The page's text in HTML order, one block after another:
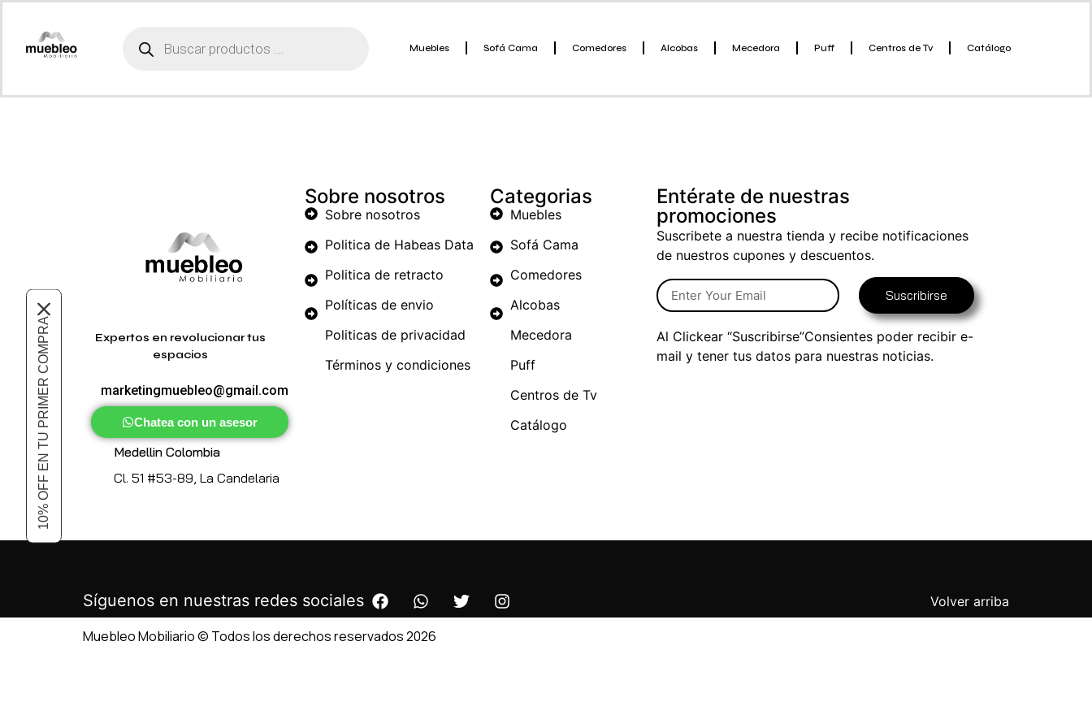
Muebles Sofá Cama Comedores Alcobas Mecedora Puff Centros de Tv Catálogo
Expertos en revolucionar tus
espacios
marketingmuebleo@gmail.com
Chatea con un asesor
Medellin Colombia
Cl. 51 #53-89, La Candelaria
Sobre nosotros
Sobre nosotros
Politica de Habeas Data
Politica de retracto
Políticas de envio
Politicas de privacidad
Términos y condiciones
Categorias
Muebles
Sofá Cama
Comedores
Alcobas
Mecedora
Puff
Centros de Tv
Catálogo
Entérate de nuestras
promociones
Suscribete a nuestra tienda y recibe notificaciones
de nuestros cupones y descuentos.
Suscribirse
Al Clickear “Suscribirse”Consientes poder recibir e-
mail y tener tus datos para nuestras noticias.
Síguenos en nuestras redes sociales Volver arriba
Muebleo Mobiliario © Todos los derechos reservados 2026
10% OFF EN TU PRIMER COMPRA